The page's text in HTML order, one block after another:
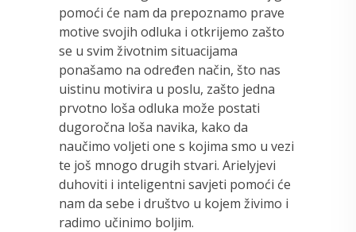
pomoći će nam da prepoznamo prave
motive svojih odluka i otkrijemo zašto
se u svim životnim situacijama
ponašamo na određen način, što nas
uistinu motivira u poslu, zašto jedna
prvotno loša odluka može postati
dugoročna loša navika, kako da
naučimo voljeti one s kojima smo u vezi
te još mnogo drugih stvari. Arielyjevi
duhoviti i inteligentni savjeti pomoći će
nam da sebe i društvo u kojem živimo i
radimo učinimo boljim.